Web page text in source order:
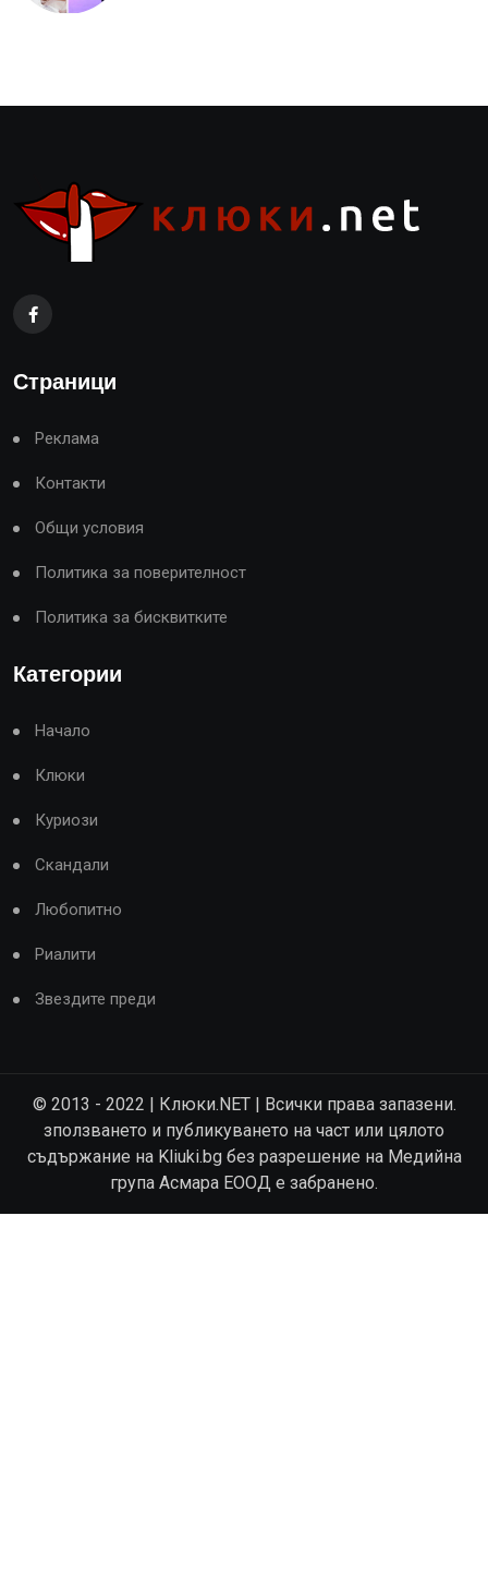
Страници
Реклама
Контакти
Общи условия
Политика за поверителност
Политика за бисквитките
Категории
Начало
Клюки
Куриози
Скандали
Любопитно
Риалити
Звездите преди
© 2013 - 2022 | Клюки.NET | Всички права запазени.
зползването и публикуването на част или цялото
съдържание на Kliuki.bg без разрешение на Медийна
група Асмара ЕООД е забранено.